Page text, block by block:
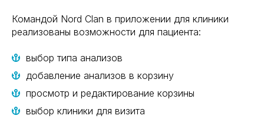
Командой Nord Clan в приложении для клиники
реализованы возможности для пациента:
выбор типа анализов
добавление анализов в корзину
просмотр и редактирование корзины
выбор клиники для визита